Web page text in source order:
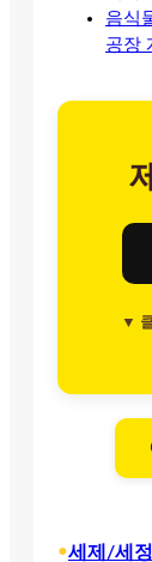
음식
공장
▼
•세제/세정